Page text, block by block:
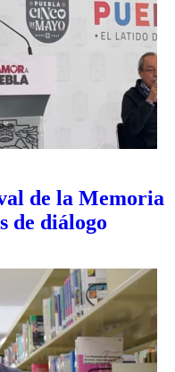
de la Memoria
de diálogo